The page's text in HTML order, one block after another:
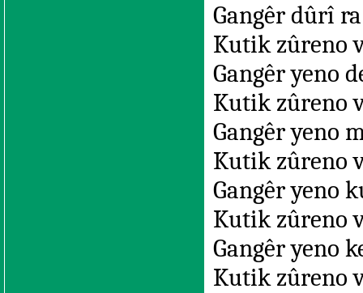
Gangêr dûrî
Kutik zûreno
Gangêr yeno
Kutik zûreno
Gangêr yeno
Kutik zûreno
Gangêr yeno
Kutik zûreno
Gangêr yeno
Kutik zûreno